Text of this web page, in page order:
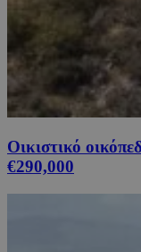
Οικιστικό
€290,000